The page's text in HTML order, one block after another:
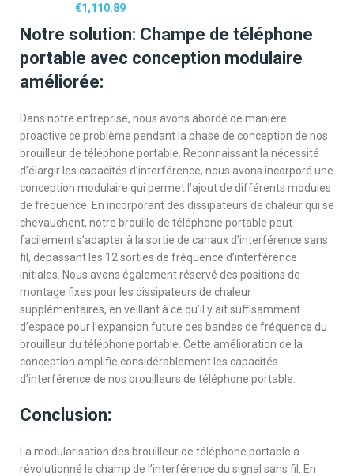
€1,110.89
Notre solution: Champe de téléphone
portable avec conception modulaire
améliorée:
Dans notre entreprise, nous avons abordé de manière
proactive ce problème pendant la phase de conception de nos
brouilleur de téléphone portable. Reconnaissant la nécessité
d’élargir les capacités d’interférence, nous avons incorporé une
conception modulaire qui permet l’ajout de différents modules
de fréquence. En incorporant des dissipateurs de chaleur qui se
chevauchent, notre brouille de téléphone portable peut
facilement s’adapter à la sortie de canaux d’interférence sans
fil, dépassant les 12 sorties de fréquence d’interférence
initiales. Nous avons également réservé des positions de
montage fixes pour les dissipateurs de chaleur
supplémentaires, en veillant à ce qu’il y ait suffisamment
d’espace pour l’expansion future des bandes de fréquence du
brouilleur du téléphone portable. Cette amélioration de la
conception amplifie considérablement les capacités
d’interférence de nos brouilleurs de téléphone portable.
Conclusion:
La modularisation des brouilleur de téléphone portable a
révolutionné le champ de l’interférence du signal sans fil. En